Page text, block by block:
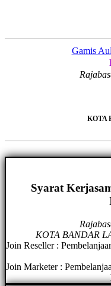
Gamis
KOTA
Syarat
KOTA BANDAR
Join Reseller :
Join Marketer :